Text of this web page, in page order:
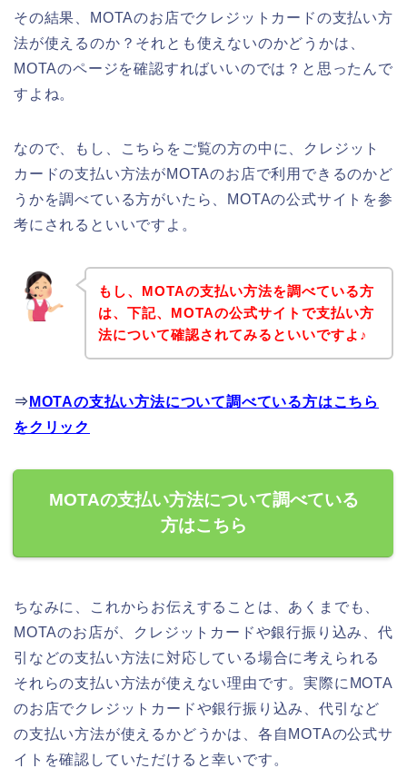
その結果、MOTAのお店でクレジットカードの支払い方
法が使えるのか？それとも使えないのかどうかは、
MOTAのページを確認すればいいのでは？と思ったんで
すよね。
なので、もし、こちらをご覧の方の中に、クレジット
カードの支払い方法がMOTAのお店で利用できるのかど
うかを調べている方がいたら、MOTAの公式サイトを参
考にされるといいですよ。
もし、MOTAの支払い方法を調べている方
は、下記、MOTAの公式サイトで支払い方
法について確認されてみるといいですよ♪
⇒ MOTAの支払い方法について調べている方はこちら
をクリック
MOTAの支払い方法について調べている
方はこちら
ちなみに、これからお伝えすることは、あくまでも、
MOTAのお店が、クレジットカードや銀行振り込み、代
引などの支払い方法に対応している場合に考えられる
それらの支払い方法が使えない理由です。実際にMOTA
のお店でクレジットカードや銀行振り込み、代引など
の支払い方法が使えるかどうかは、各自MOTAの公式サ
イトを確認していただけると幸いです。